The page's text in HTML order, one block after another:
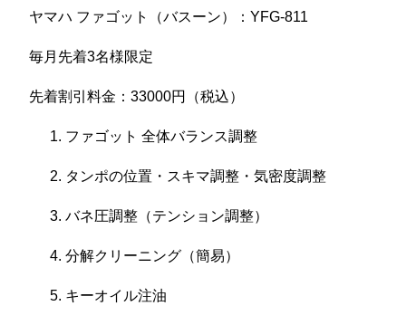
ヤマハ ファゴット（バスーン）：YFG-811
毎月先着3名様限定
先着割引料金：33000円（税込）
ファゴット 全体バランス調整
タンポの位置・スキマ調整・気密度調整
バネ圧調整（テンション調整）
分解クリーニング（簡易）
キーオイル注油